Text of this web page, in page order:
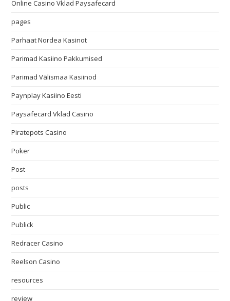
Online Casino Vklad Paysafecard
pages
Parhaat Nordea Kasinot
Parimad Kasiino Pakkumised
Parimad Välismaa Kasiinod
Paynplay Kasiino Eesti
Paysafecard Vklad Casino
Piratepots Casino
Poker
Post
posts
Public
Publick
Redracer Casino
Reelson Casino
resources
review